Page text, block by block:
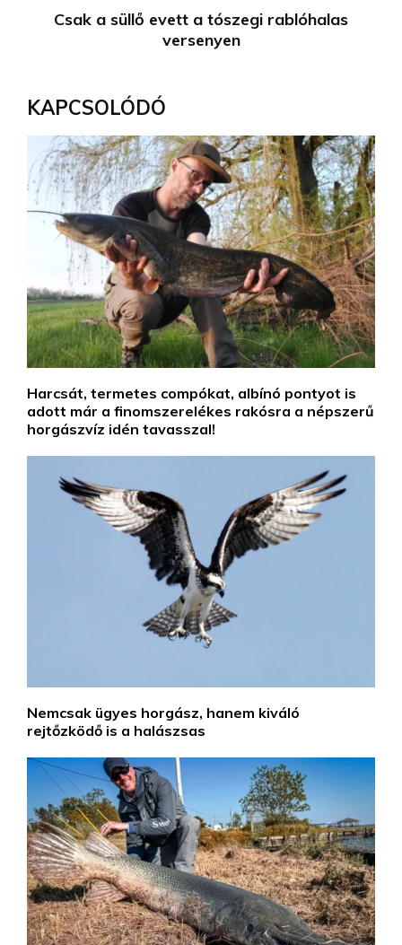
Csak a süllő evett a tószegi rablóhalas
versenyen
KAPCSOLÓDÓ
Harcsát, termetes compókat, albínó pontyot is
adott már a finomszerelékes rakósra a népszerű
horgászvíz idén tavasszal!
Nemcsak ügyes horgász, hanem kiváló
rejtőzködő is a halászsas